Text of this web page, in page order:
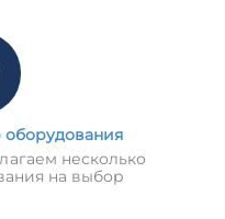
несколько
на выбор